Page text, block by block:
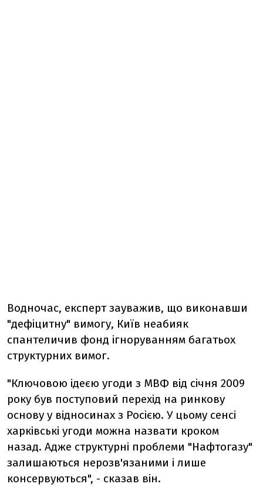
Водночас, експерт зауважив, що виконавши
"дефіцитну" вимогу, Київ неабияк
спантеличив фонд ігноруванням багатьох
структурних вимог.
"Ключовою ідеєю угоди з МВФ від січня 2009
року був поступовий перехід на ринкову
основу у відносинах з Росією. У цьому сенсі
харківські угоди можна назвати кроком
назад. Адже структурні проблеми "Нафтогазу"
залишаються нерозв'язаними і лише
консервуються", - сказав він.